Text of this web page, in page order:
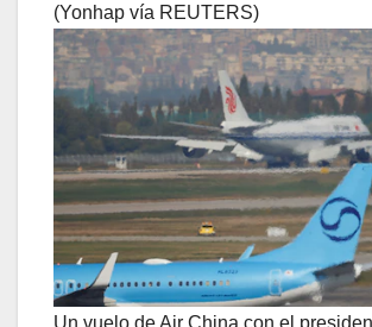
(Yonhap vía REUTERS)